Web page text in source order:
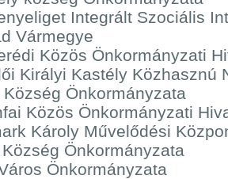
Integrált Szociális
Vármegye
Közös Önkormányzati
Királyi Kastély Közhasznú
Község Önkormányzata
Közös Önkormányzati
Károly Művelődési
Önkormányzata
Önkormányzata